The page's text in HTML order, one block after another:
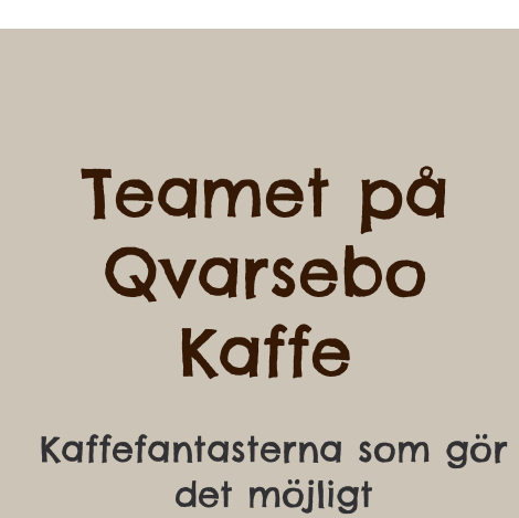
Teamet på
Qvarsebo
Kaffe
Kaffefantasterna som gör
det möjligt